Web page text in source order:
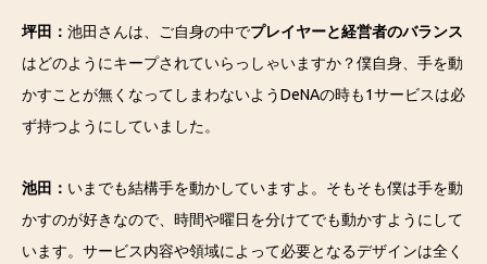
坪田： 池田さんは、ご自身の中でプレイヤーと経営者のバランス
はどのようにキープされていらっしゃいますか？僕自身、手を動
かすことが無くなってしまわないようDeNAの時も1サービスは必
ず持つようにしていました。
池田： いまでも結構手を動かしていますよ。そもそも僕は手を動
かすのが好きなので、時間や曜日を分けてでも動かすようにして
います。サービス内容や領域によって必要となるデザインは全く